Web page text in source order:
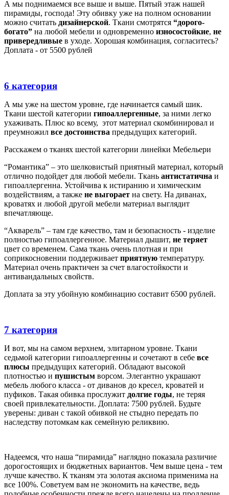
А мы поднимаемся все выше и выше. Пятый этаж нашей
пирамиды, господа! Эту обивку уже на полном основании
можно считать дизайнерской. Ткани смотрятся “дорого-
богато” на любой мебели и одновременно износостойкие, не
привередливые в уходе. Хорошая комбинация, согласитесь?
Доплата - от 5500 рублей
6 категория
А мы уже на шестом уровне, где начинается самый шик.
Ткани шестой категории гипоаллергенные, за ними легко
ухаживать. Плюс ко всему, этот материал скомбинировал и
преумножил все достоинства предыдущих категорий.
Расскажем о тканях шестой категории линейки Мебельери
“Романтика” – это шелковистый приятный материал, который
отлично подойдет для любой мебели. Ткань антистатична и
гипоаллергенна. Устойчива к истиранию и химическим
воздействиям, а также не выгорает на свету. На диванах,
кроватях и любой другой мебели материал выглядит
впечатляюще.
“Акварель” – там где качество, там и безопасность - изделие
полностью гипоаллергенное. Материал дышит, не теряет
цвет со временем. Сама ткань очень плотная и при
соприкосновении поддерживает приятную температуру.
Материал очень практичен за счет влагостойкости и
антивандальных свойств.
Доплата за эту убойную комбинацию составит 6500 рублей.
7 категория
И вот, мы на самом верхнем, элитарном уровне. Ткани
седьмой категории гипоаллергенны и сочетают в себе все
плюсы предыдущих категорий. Обладают высокой
плотностью и пушистым ворсом. Элегантно украшают
мебель любого класса - от диванов до кресел, кроватей и
пуфиков. Такая обивка прослужит долгие годы, не теряя
своей привлекательности. Доплата: 7500 рублей. Будьте
уверены: диван с такой обивкой не стыдно передать по
наследству потомкам как семейную реликвию.
Надеемся, что наша “пирамида” наглядно показала различие
дорогостоящих и бюджетных вариантов. Чем выше цена - тем
лучше качество. К тканям эта золотая аксиома применима на
все 100%. Советуем вам не экономить на качестве, ведь